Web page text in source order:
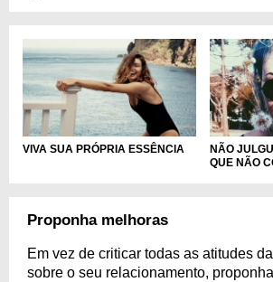
VIVA SUA PRÓPRIA ESSÊNCIA
NÃO
QUE NÃO
Proponha melhoras
Em vez de criticar todas as atitudes
sobre o seu relacionamento,